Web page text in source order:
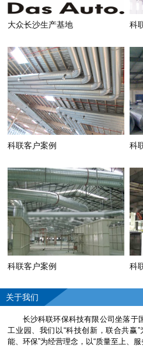
大众长沙生产基地 科
科联客户案例 科
科联客户案例 科
关于我们
长沙科联环保科技有限公司坐落于
工业园、我们以“科技创新，联合共赢
能、环保”为经营理念，以“质量至上、